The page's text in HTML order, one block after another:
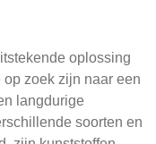
oplossing
zoek zijn naar een
langdurige
soorten en